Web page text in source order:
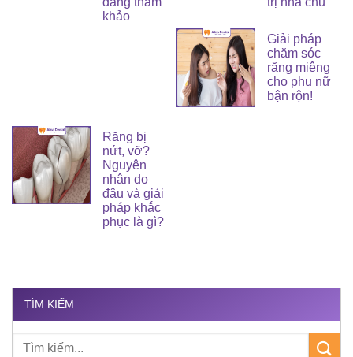
khảo
Giải pháp
chăm sóc
răng miệng
cho phụ nữ
bận rộn!
Răng bị
nứt, vỡ?
Nguyên
nhân do
đâu và giải
pháp khắc
phục là gì?
TÌM KIẾM